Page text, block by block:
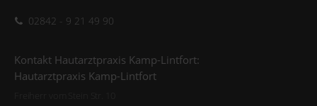
02842 - 9 21 49 90
Kontakt Hautarztpraxis Kamp-Lintfort:
Hautarztpraxis Kamp-Lintfort